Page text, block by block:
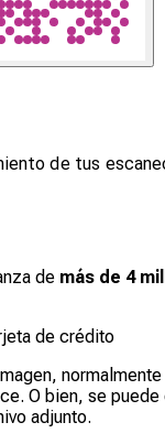
de tus
de más de 4
de crédito
O bien, se puede
adjunto.